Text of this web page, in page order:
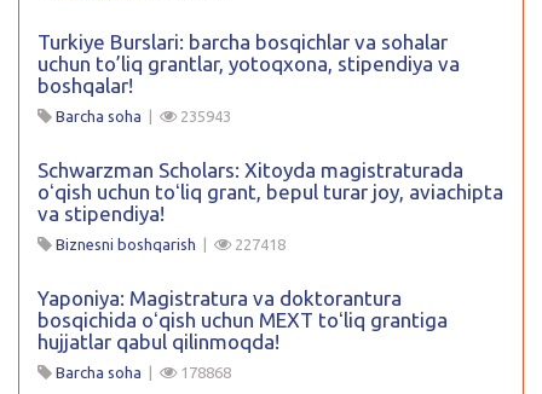
Turkiye Burslari: barcha bosqichlar va sohalar
uchun to’liq grantlar, yotoqxona, stipendiya va
boshqalar!
Barcha soha | 235943
Schwarzman Scholars: Xitoyda magistraturada
oʻqish uchun toʻliq grant, bepul turar joy, aviachipta
va stipendiya!
Biznesni boshqarish | 227418
Yaponiya: Magistratura va doktorantura
bosqichida oʻqish uchun MEXT toʻliq grantiga
hujjatlar qabul qilinmoqda!
Barcha soha | 178868